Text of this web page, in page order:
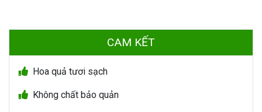
CAM KẾT
Hoa quả tươi sạch
Không chất bảo quản